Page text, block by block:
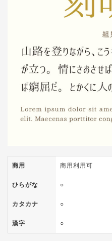
商用 商用利用可
ひらがな ○
カタカナ ○
漢字 ○